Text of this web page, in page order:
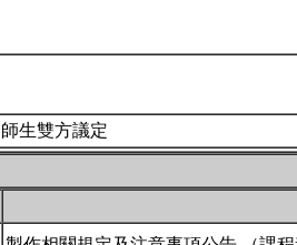
生雙方議定